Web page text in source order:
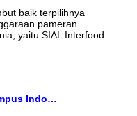
baik terpilihnya
pameran
yaitu SIAL Interfood
Indo…